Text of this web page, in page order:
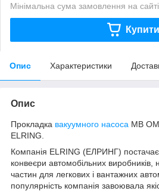
Мінімальна сума замовлення на
Купити
Опис Характеристики
Опис
Прокладка вакуумного насоса MB
ELRING.
Компанія ELRING (ЕЛРИНГ)
конвеєри автомобільних виробників,
частин для легкових і вантажних
популярність компанія завоювала